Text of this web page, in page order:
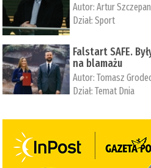
Autor:Artur
Dział:Sport
Falstart SAFE.
na blamażu
Autor:Tomasz
Dział:Temat Dnia